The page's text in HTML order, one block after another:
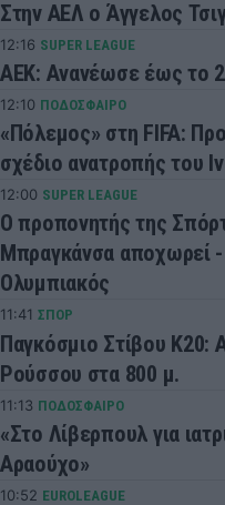
Στην ΑΕΛ ο Άγγελος
12:16 SUPER LEAGUE
ΑΕΚ: Ανανέωσε έως το
12:10 ΠΟΔΟΣΦΑΙΡΟ
«Πόλεμος» στη FIFA:
σχέδιο ανατροπής του
12:00 SUPER LEAGUE
Ο προπονητής της
Μπραγκάνσα αποχωρεί
Ολυμπιακός
11:41 ΣΠΟΡ
Παγκόσμιο Στίβου Κ20:
Ρούσσου στα 800 μ.
11:13 ΠΟΔΟΣΦΑΙΡΟ
«Στο Λίβερπουλ για
Αραούχο»
10:52 EUROLEAGUE